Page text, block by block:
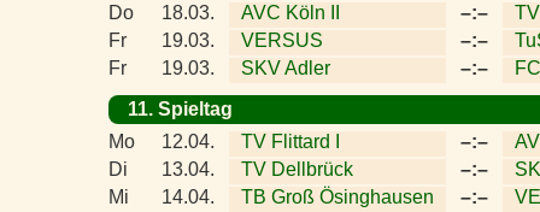
Do
18.03. AVC Köln II –:–
Fr
19.03. VERSUS –:–
Fr
19.03. SKV Adler –:–
11. Spieltag
Mo
12.04. TV Flittard I –:–
Di
13.04. TV Dellbrück –:–
Mi
14.04. TB Groß Ösinghausen –:–